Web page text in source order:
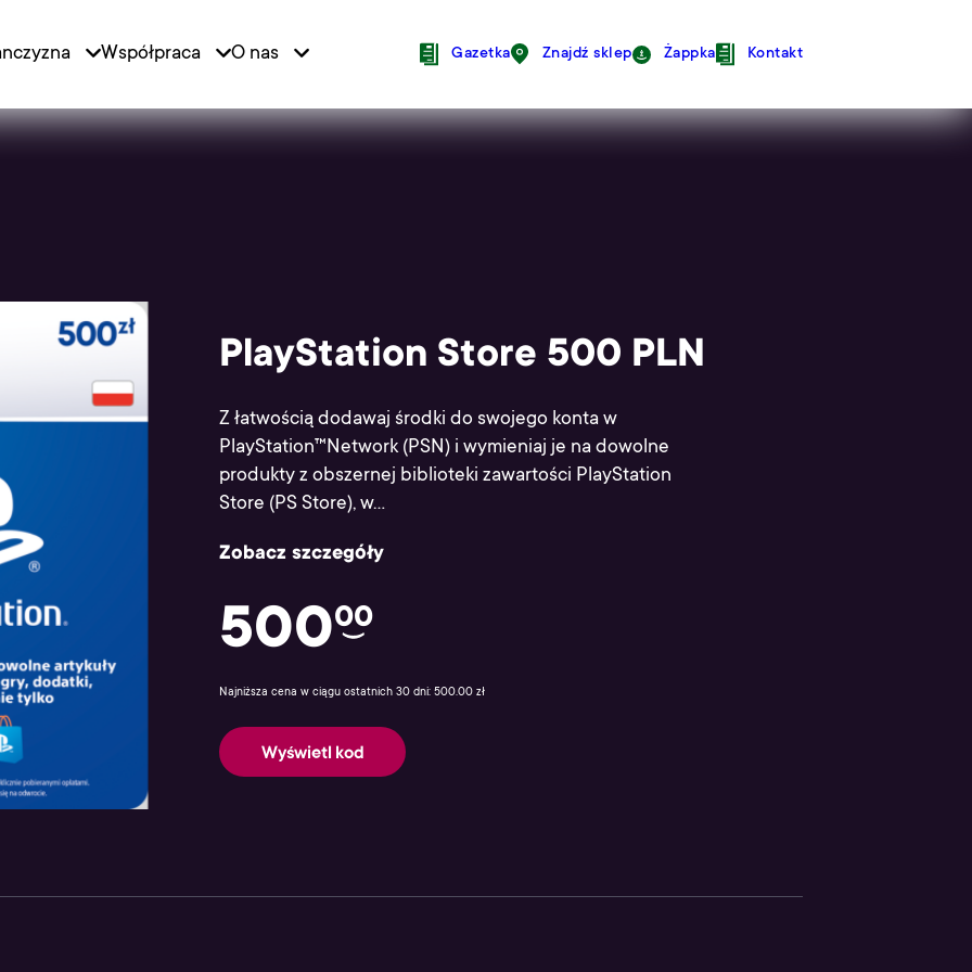
Współpraca O nas Icons Navigation
Gazetka Znajdź sklep Żappka Kontakt
PlayStation Store 500 PLN
Z łatwością dodawaj środki do swojego konta w
PlayStation™Network (PSN) i wymieniaj je na dowolne
produkty z obszernej biblioteki zawartości PlayStation
Store (PS Store), w...
Zobacz szczegóły
50000
Najniższa cena w ciągu ostatnich 30 dni: 500.00 zł
Wyświetl kod